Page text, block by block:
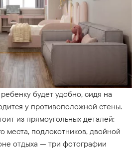
будет удобно, сидя на
у противоположной стены.
из прямоугольных деталей:
места, подлокотников, двойной
отдыха — три фотографии